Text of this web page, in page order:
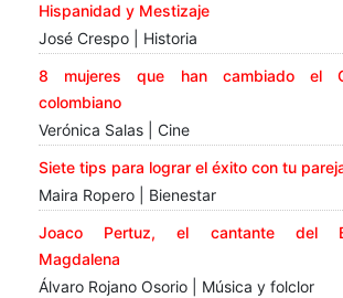
Hispanidad y Mestizaje
José Crespo | Historia
8 mujeres que han cambiado el
colombiano
Verónica Salas | Cine
Siete tips para lograr el éxito con tu
Maira Ropero | Bienestar
Joaco Pertuz, el cantante del
Magdalena
Álvaro Rojano Osorio | Música y folclor